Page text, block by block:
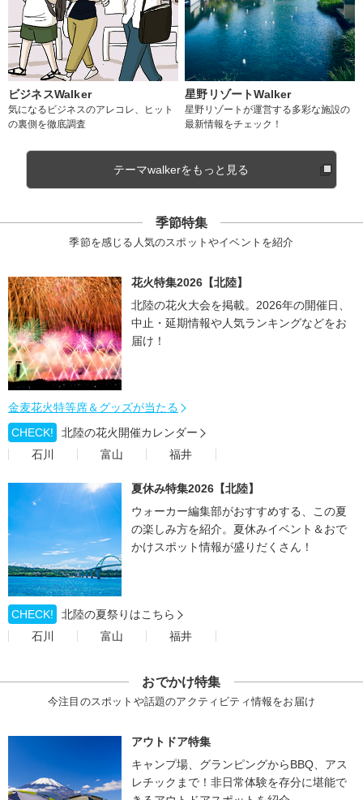
ビジネスWalker
気になるビジネスのアレコレ、ヒット
の裏側を徹底調査
星野リゾートWalker
星野リゾートが運営する多彩な施設の
最新情報をチェック！
テーマwalkerをもっと見る
季節特集
季節を感じる人気のスポットやイベントを紹介
花火特集2026【北陸】
北陸の花火大会を掲載。2026年の開催日、
中止・延期情報や人気ランキングなどをお
届け！
金麦花火特等席＆グッズが当たる
CHECK!
北陸の花火開催カレンダー
石川
富山 福井
夏休み特集2026【北陸】
ウォーカー編集部がおすすめする、この夏
の楽しみ方を紹介。夏休みイベント＆おで
かけスポット情報が盛りだくさん！
CHECK!
北陸の夏祭りはこちら
石川
富山 福井
おでかけ特集
今注目のスポットや話題のアクティビティ情報をお届け
アウトドア特集
キャンプ場、グランピングからBBQ、アス
レチックまで！非日常体験を存分に堪能で